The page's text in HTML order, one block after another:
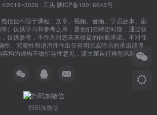
©2019~2026 · 工头·陕ICP备19016645号
括但不限于课程、文章、视频、音频、学员故事、案
）仅供学习和参考之用，是他们在特定时期，通过双
仅供参考，不作为对您未来收益的保底承诺。不对任
性、完整性和适用性作出任何明示或暗示的承诺或保
均为虚构不做指导性意见，请大家自行辨别风险！
扫码加微信